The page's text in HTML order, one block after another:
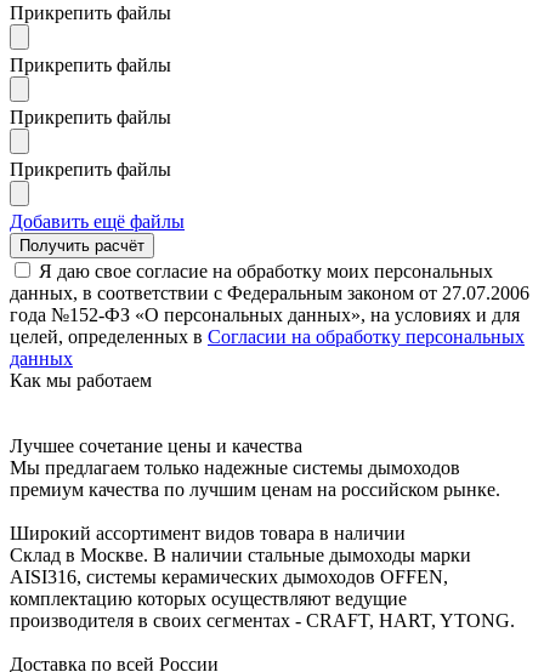
Прикрепить файлы
Прикрепить файлы
Прикрепить файлы
Прикрепить файлы
Добавить ещё файлы
Я даю свое согласие на обработку моих персональных
данных, в соответствии с Федеральным законом от 27.07.2006
года №152-ФЗ «О персональных данных», на условиях и для
целей, определенных в Согласии на обработку персональных
данных
Как мы работаем
Лучшее сочетание цены и качества
Мы предлагаем только надежные системы дымоходов
премиум качества по лучшим ценам на российском рынке.
Широкий ассортимент видов товара в наличии
Склад в Москве. В наличии стальные дымоходы марки
AISI316, системы керамических дымоходов OFFEN,
комплектацию которых осуществляют ведущие
производителя в своих сегментах - CRAFT, HART, YTONG.
Доставка по всей России